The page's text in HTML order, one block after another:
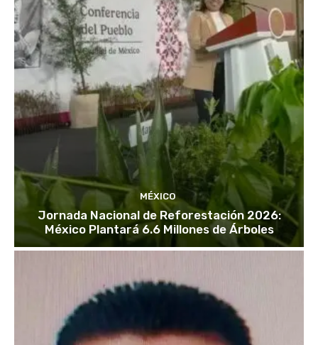
MÉXICO
Jornada Nacional de Reforestación 2026:
México Plantará 6.6 Millones de Árboles